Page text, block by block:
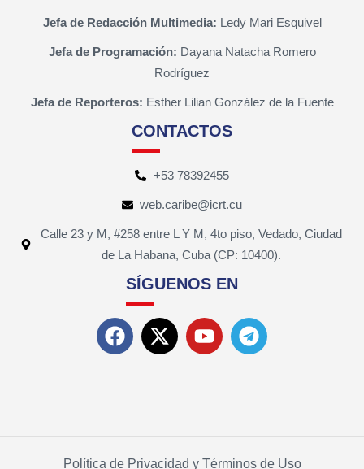
Jefa de Redacción Multimedia: Ledy Mari Esquivel
Jefa de Programación: Dayana Natacha Romero
Rodríguez
Jefa de Reporteros: Esther Lilian González de la Fuente
CONTACTOS
+53 78392455
web.caribe@icrt.cu
Calle 23 y M, #258 entre L Y M, 4to piso, Vedado, Ciudad
de La Habana, Cuba (CP: 10400).
SÍGUENOS EN
Política de Privacidad y Términos de Uso